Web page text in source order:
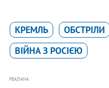
КРЕМЛЬ ОБСТРІЛИ
ВІЙНА З РОСІЄЮ
РЕКЛАМА